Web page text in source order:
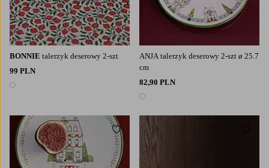
BONNIE talerzyk deserowy 2-szt
99 PLN
1 kolor
ANJA talerzyk deserowy 2-szt ø 25.7
cm
82,90 PLN
1 kolor
Dodaj do ulubionych